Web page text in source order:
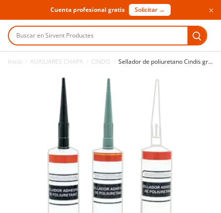
Cuenta profesional gratis Solicitar → ×
Buscar en Sirvent Productes
Inicio AUXILIARES CHAPA CINDIS Sellador de poliuretano Cindis gris 310 ml